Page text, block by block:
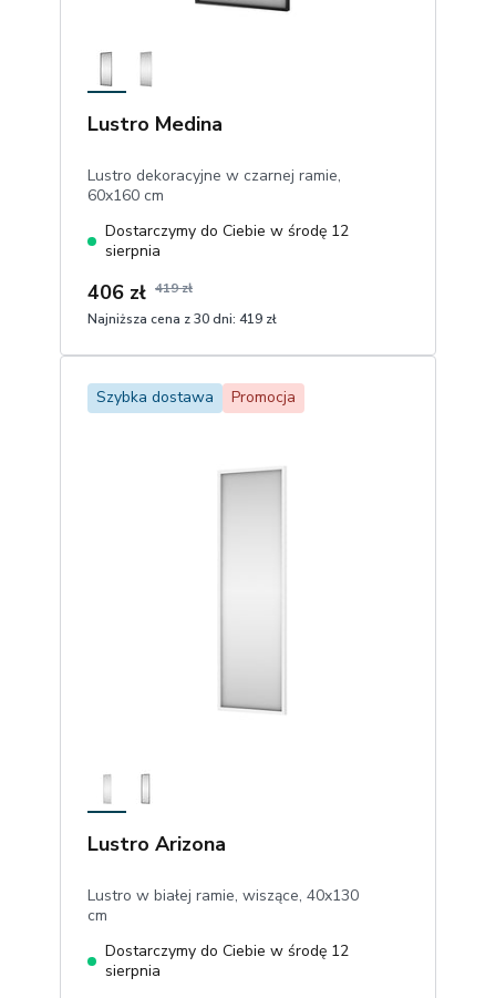
Lustro Medina
Lustro dekoracyjne w czarnej ramie,
60x160 cm
Dostarczymy do Ciebie w środę 12
sierpnia
406 zł 419 zł
Najniższa cena z 30 dni: 419 zł
1
Szybka dostawa Promocja
Lustro Arizona
Lustro w białej ramie, wiszące, 40x130
cm
Dostarczymy do Ciebie w środę 12
sierpnia